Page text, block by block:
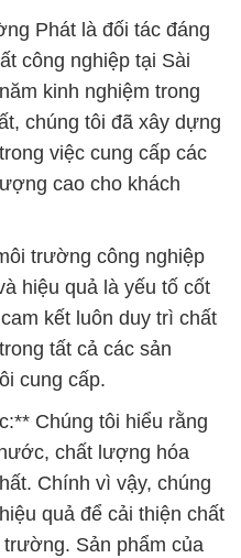
Phát là đối tác đáng
công nghiệp tại Sài
kinh nghiệm trong
chúng tôi đã xây dựng
việc cung cấp các
cao cho khách
trường công nghiệp
hiệu quả là yếu tố cốt
kết luôn duy trì chất
tất cả các sản
cung cấp.
Chúng tôi hiểu rằng
chất lượng hóa
Chính vì vậy, chúng
quả để cải thiện chất
Sản phẩm của